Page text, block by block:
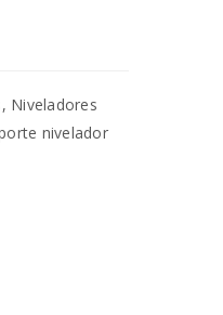
, Niveladores
nivelador